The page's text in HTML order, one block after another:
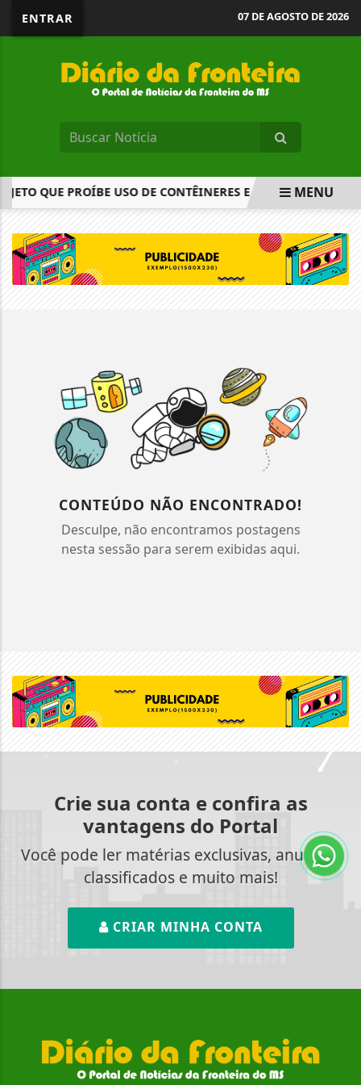
ENTRAR 07 DE AGOSTO DE 2026
QUE PROÍBE USO DE CONTÊINERES E LONAS EMMENU
CONTEÚDO NÃO ENCONTRADO!
Desculpe, não encontramos postagens
nesta sessão para serem exibidas aqui.
Crie sua conta e confira as
vantagens do Portal
Você pode ler matérias exclusivas, anunciar
classificados e muito mais!
CRIAR MINHA CONTA